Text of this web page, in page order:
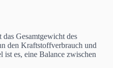
Gesamtgewicht des
den Kraftstoffverbrauch und
ist es, eine Balance zwischen